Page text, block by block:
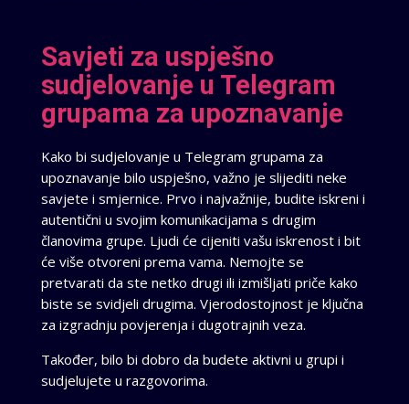
Savjeti za uspješno
sudjelovanje u Telegram
grupama za upoznavanje
Kako bi sudjelovanje u Telegram grupama za
upoznavanje bilo uspješno, važno je slijediti neke
savjete i smjernice. Prvo i najvažnije, budite iskreni i
autentični u svojim komunikacijama s drugim
članovima grupe. Ljudi će cijeniti vašu iskrenost i bit
će više otvoreni prema vama. Nemojte se
pretvarati da ste netko drugi ili izmišljati priče kako
biste se svidjeli drugima. Vjerodostojnost je ključna
za izgradnju povjerenja i dugotrajnih veza.
Također, bilo bi dobro da budete aktivni u grupi i
sudjelujete u razgovorima.